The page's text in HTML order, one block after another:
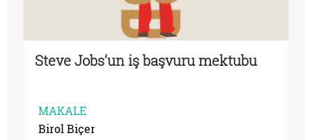
Steve Jobs’un iş başvuru mektubu
MAKALE
Birol Biçer